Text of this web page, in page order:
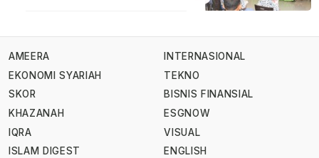
AMEERA
EKONOMI SYARIAH
SKOR
KHAZANAH
IQRA
ISLAM DIGEST
INTERNASIONAL
TEKNO
BISNIS FINANSIAL
ESGNOW
VISUAL
ENGLISH